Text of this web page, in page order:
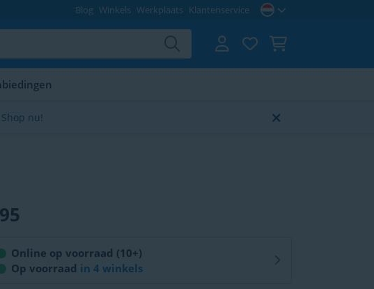
Blog Winkels Werkplaats Klantenservice
nu!
Online op voorraad (10+)
Op voorraad in 4 winkels